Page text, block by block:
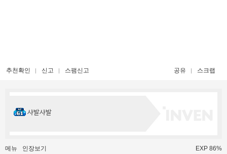
추천확인 신고 스팸신고 공유 스크랩
샤발샤발
메뉴 인장보기 EXP 86%